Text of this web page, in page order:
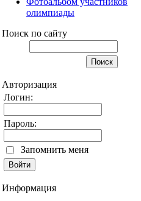
олимпиады
Поиск по сайту
Авторизация
Логин:
Пароль:
Запомнить меня
Информация